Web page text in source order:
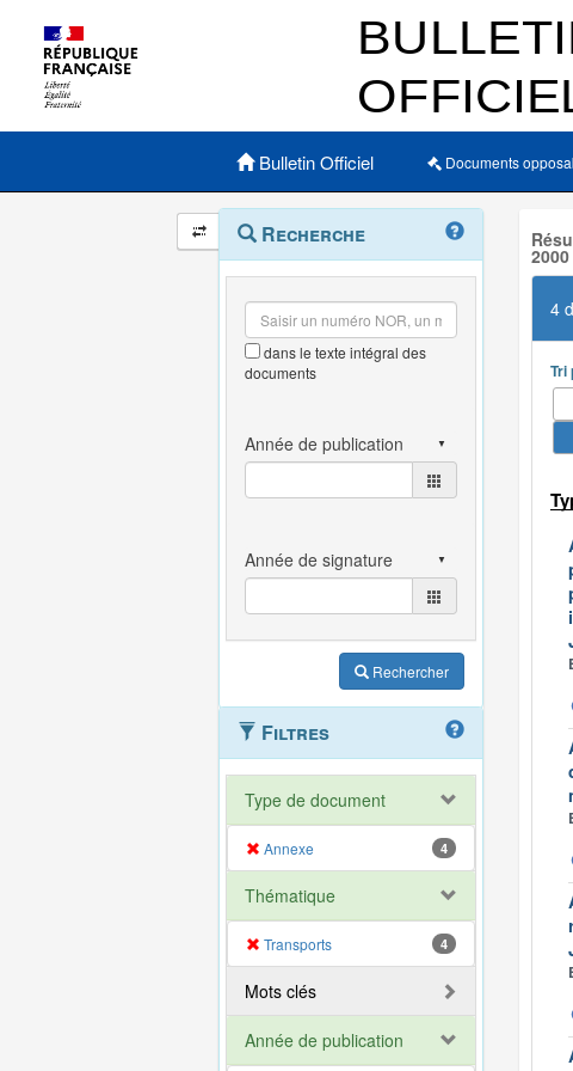
Menu principal
Bulletin Officiel Documents
Navigation
et
outils
annexes
Menu
contextuel
Recherche
dans le texte intégral des
documents
Rechercher
Filtres
Type de document
Annexe 4
Thématique
Transports 4
Mots clés
Année de publication
2000
4
Tri